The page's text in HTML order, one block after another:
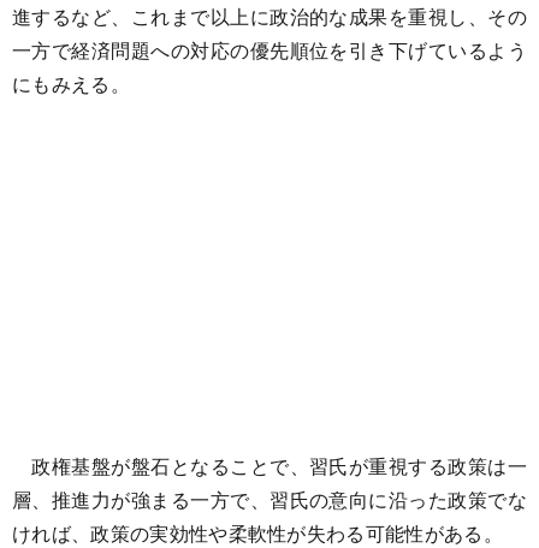
進するなど、これまで以上に政治的な成果を重視し、その
一方で経済問題への対応の優先順位を引き下げているよう
にもみえる。
政権基盤が盤石となることで、習氏が重視する政策は一
層、推進力が強まる一方で、習氏の意向に沿った政策でな
ければ、政策の実効性や柔軟性が失わる可能性がある。